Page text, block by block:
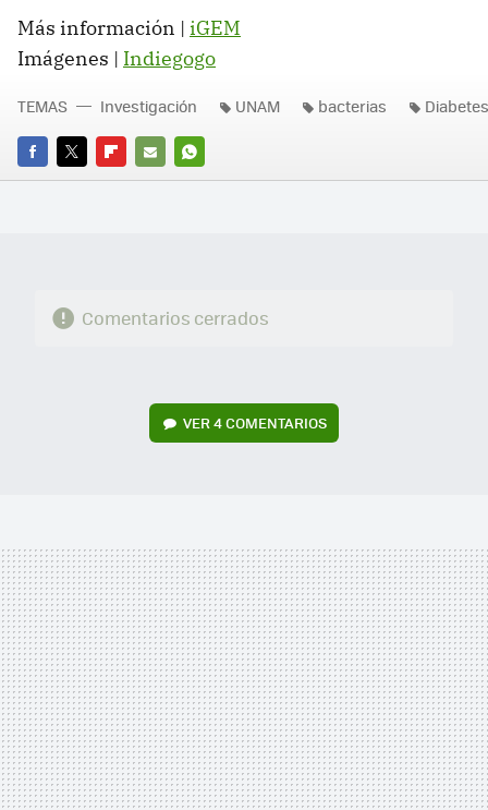
Más información | iGEM
Imágenes | Indiegogo
FACEBOOK
TWITTERFLIPBOARD
E-
WHATSAPP
TEMAS Investigación UNAM bacterias Diabetes
Comentarios cerrados
VER4 COMENTARIOS